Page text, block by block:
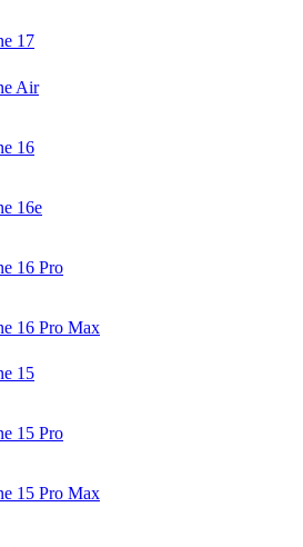
17
Air
16
16e
16 Pro
16 Pro Max
15
15 Pro
15 Pro Max